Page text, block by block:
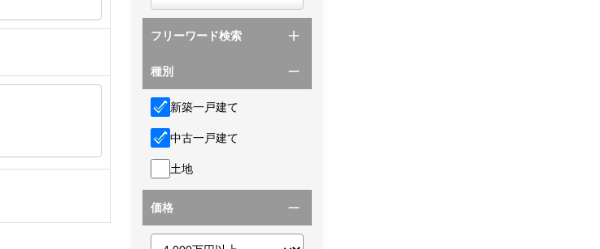
フリーワード検索
種別
新築一戸建て
中古一戸建て
土地
価格